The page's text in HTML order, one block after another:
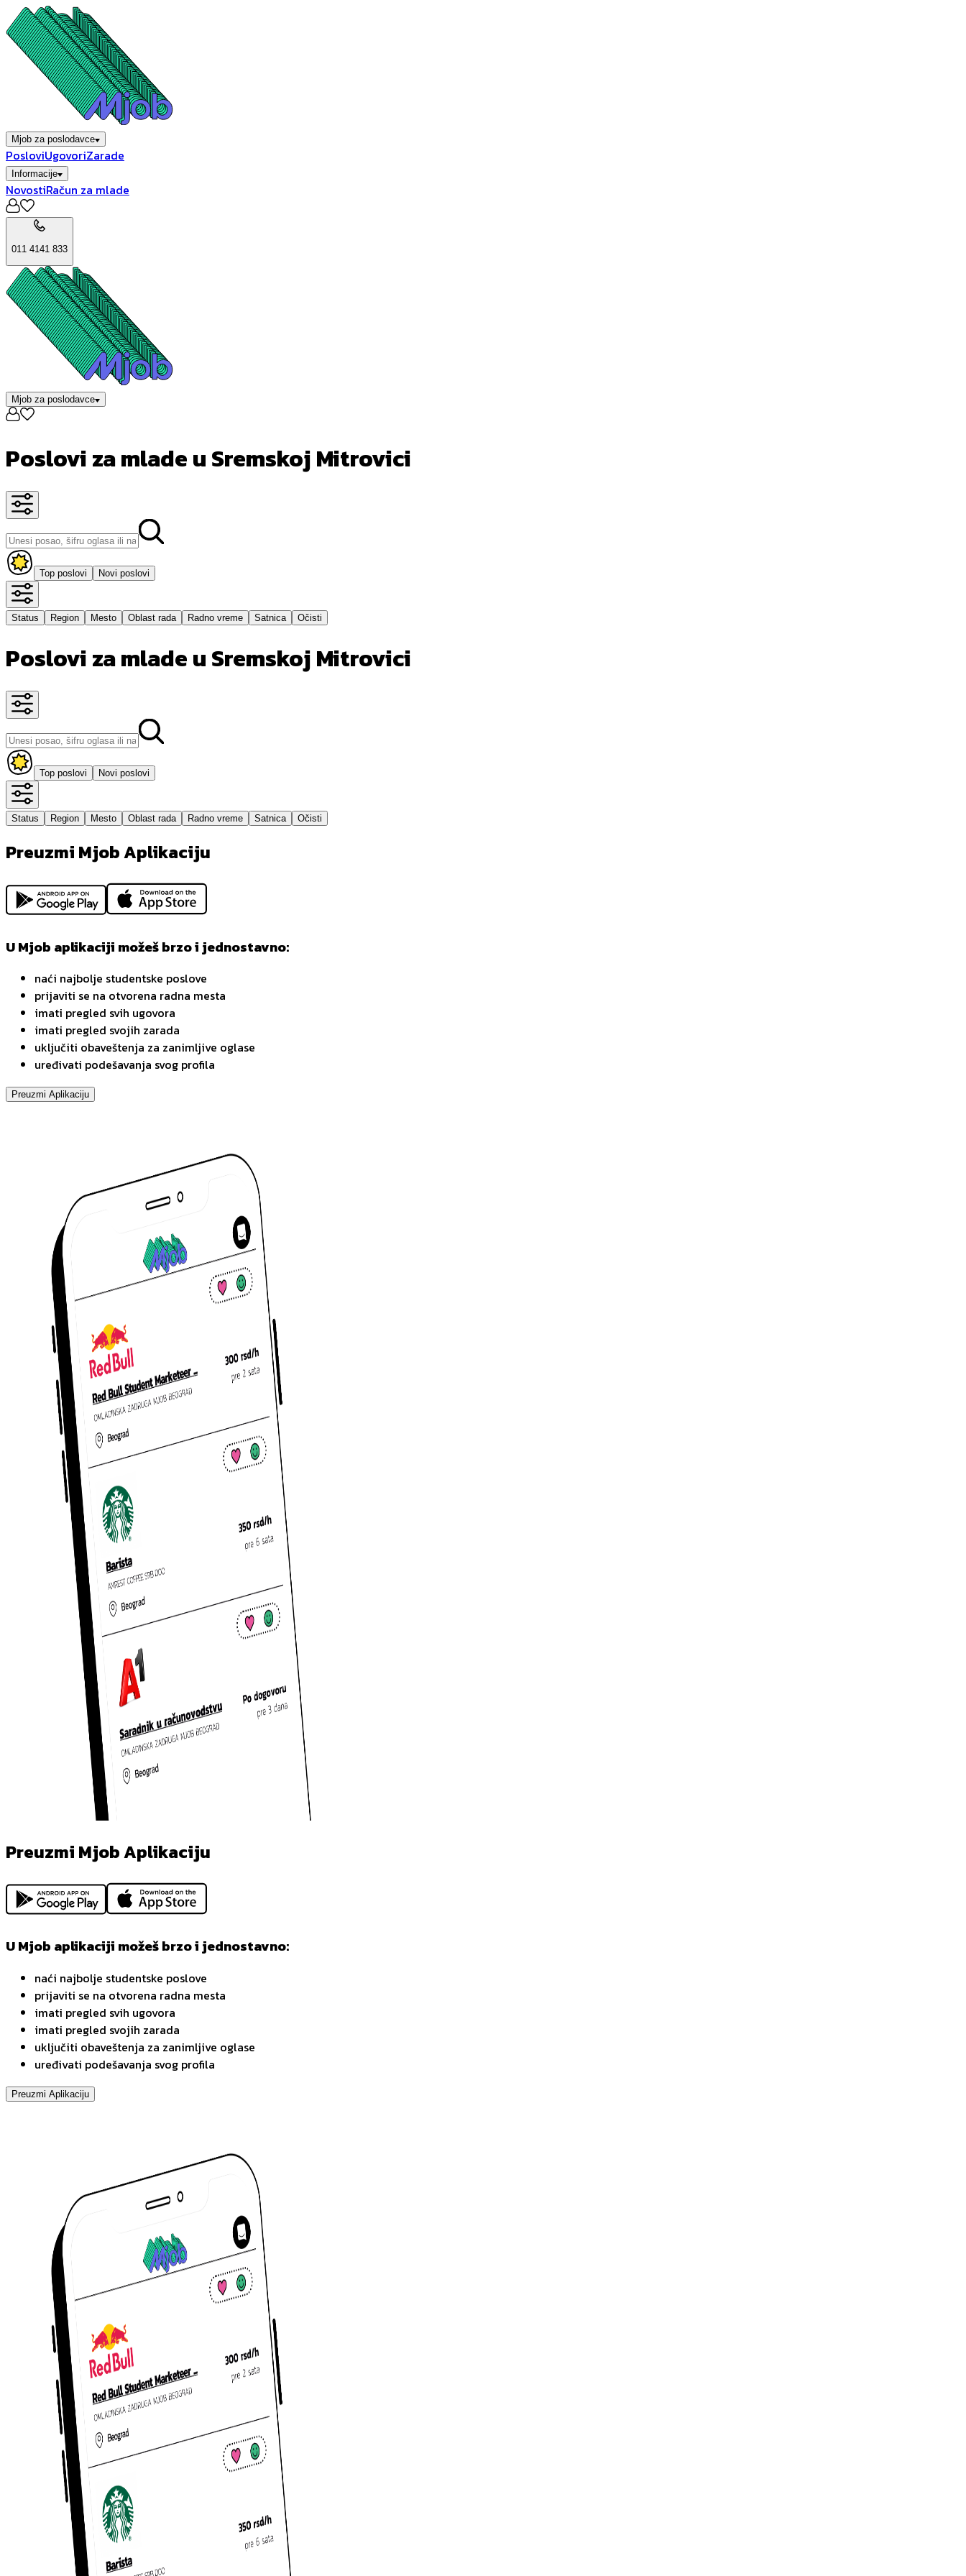
Mjob za poslodavce
PosloviUgovoriZarade
Informacije
NovostiRačun za mlade
011 4141 833
Mjob za poslodavce
Poslovi za mlade u Sremskoj Mitrovici
Top poslovi Novi poslovi
Status Region Mesto Oblast rada Radno vreme Satnica Očisti
Poslovi za mlade u Sremskoj Mitrovici
Top poslovi Novi poslovi
Status Region Mesto Oblast rada Radno vreme Satnica Očisti
Preuzmi Mjob Aplikaciju
U Mjob aplikaciji možeš brzo i jednostavno:
naći najbolje studentske poslove
prijaviti se na otvorena radna mesta
imati pregled svih ugovora
imati pregled svojih zarada
uključiti obaveštenja za zanimljive oglase
uređivati podešavanja svog profila
Preuzmi Aplikaciju
Preuzmi Mjob Aplikaciju
U Mjob aplikaciji možeš brzo i jednostavno:
naći najbolje studentske poslove
prijaviti se na otvorena radna mesta
imati pregled svih ugovora
imati pregled svojih zarada
uključiti obaveštenja za zanimljive oglase
uređivati podešavanja svog profila
Preuzmi Aplikaciju